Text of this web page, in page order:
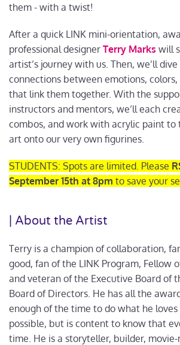
them - with a twist!
After a quick LINK mini-orientation,
professional designer Terry Marks will
artist’s journey with us. Then, we’ll
connections between emotions,
that link them together. With the
instructors and mentors, we’ll each
combos, and work with acrylic paint to
art onto our very own figurines.
STUDENTS: Spots are limited. Please
September 15th at 8pm to save your
| About the Artist
Terry is a champion of collaboration,
good, fan of the LINK Program, Fellow
and veteran of the Executive Board of
Board of Directors. He has all the
enough of the time to do what he loves
possible, but is content to know that
time. He is a storyteller, builder,